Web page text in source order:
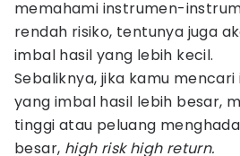
memahami instrumen-
rendah risiko, tentunya juga
imbal hasil yang lebih kecil.
Sebaliknya, jika kamu
yang imbal hasil lebih besar,
tinggi atau peluang
besar, high risk high return.